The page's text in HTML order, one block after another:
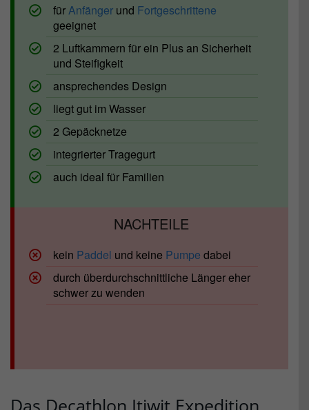
fürAnfänger und Fortgeschrittene
geeignet
2 Luftkammern für ein Plus an Sicherheit
und Steifigkeit
ansprechendes Design
liegt gut im Wasser
2 Gepäcknetze
integrierter Tragegurt
auch ideal für Familien
kein Paddel und keine Pumpe dabei
durch überdurchschnittliche Länger eher
schwer zu wenden